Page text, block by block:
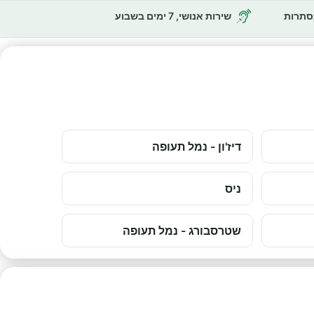
שירות אנושי, 7 ימים בשבוע
דיז'ון - נמל תעופה
ניס
שטרסבורג - נמל תעופה